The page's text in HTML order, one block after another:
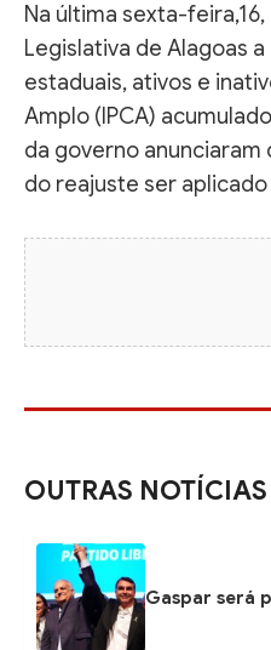
Na última sexta-
Legislativa de Alagoas
estaduais, ativos e
Amplo (IPCA)
da governo
do reajuste ser
OUTRAS NOTÍCIAS
Gaspar será